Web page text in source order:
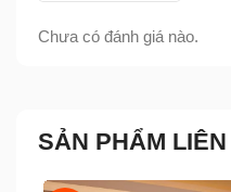
Chưa có đánh giá nào.
SẢN PHẨM